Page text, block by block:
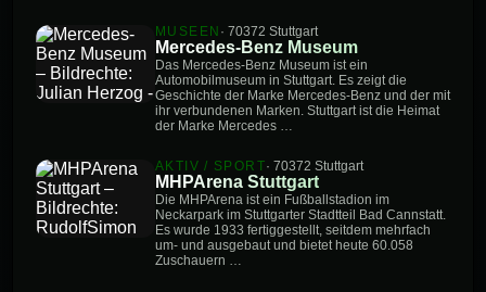
MUSEEN · 70372 Stuttgart
Mercedes-Benz Museum
Das Mercedes-Benz Museum ist ein
Automobilmuseum in Stuttgart. Es zeigt die
Geschichte der Marke Mercedes-Benz und der mit
ihr verbundenen Marken. Stuttgart ist die Heimat
der Marke Mercedes …
AKTIV / SPORT· 70372 Stuttgart
MHPArena Stuttgart
Die MHPArena ist ein Fußballstadion im
Neckarpark im Stuttgarter Stadtteil Bad Cannstatt.
Es wurde 1933 fertiggestellt, seitdem mehrfach
um- und ausgebaut und bietet heute 60.058
Zuschauern …